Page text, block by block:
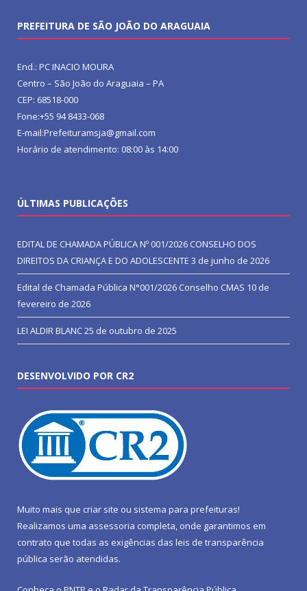
PREFEITURA DE SÃO JOÃO DO ARAGUAIA
End.: PC INACIO MOURA
Centro – São João do Araguaia – PA
CEP: 68518-000
Fone:+55 94 8433-068
E-mail:Prefeituramsja@gmail.com
Horário de atendimento: 08:00 às 14:00
ÚLTIMAS PUBLICAÇÕES
EDITAL DE CHAMADA PÚBLICA Nº 001/2026 CONSELHO DOS
DIREITOS DA CRIANÇA E DO ADOLESCENTE 3 de junho de 2026
Edital de Chamada Pública N°001/2026 Conselho CMAS 10 de
fevereiro de 2026
LEI ALDIR BLANC25 de outubro de 2025
DESENVOLVIDO POR CR2
Muito mais que criar site ou sistema para prefeituras!
Realizamos uma assessoria completa, onde garantimos em
contrato que todas as exigências das leis de transparência
pública serão atendidas.